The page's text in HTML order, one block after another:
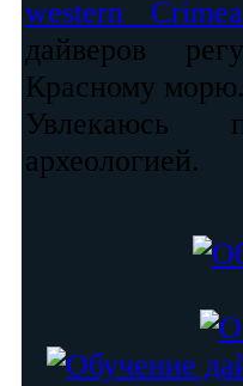
western
дайверов
Красному
Увлекаюсь
археологией.